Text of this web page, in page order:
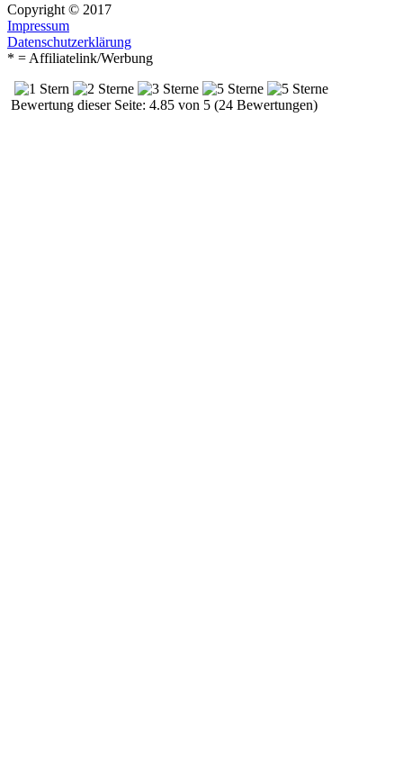
Copyright © 2017
Impressum
Datenschutzerklärung
* = Affiliatelink/Werbung
Bewertung dieser Seite: 4.85 von 5 (24 Bewertungen)